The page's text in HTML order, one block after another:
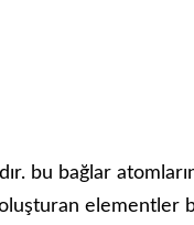
bu bağlar
elementler